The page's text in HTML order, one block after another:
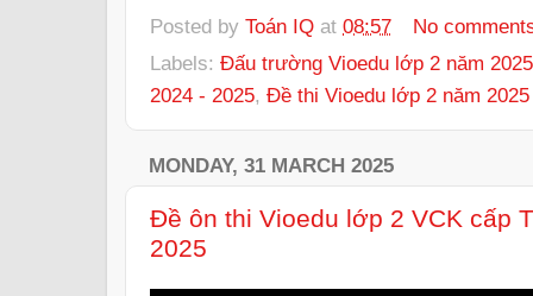
Posted by Toán IQ at 08:57
No
Labels: Đấu trường Vioedu lớp 2 năm
2024 - 2025, Đề thi Vioedu lớp 2 năm
MONDAY, 31 MARCH 2025
Đề ôn thi Vioedu lớp 2 VCK cấp
2025